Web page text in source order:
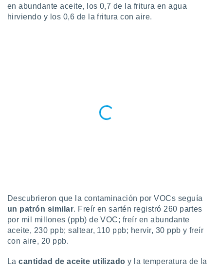
en abundante aceite, los 0,7 de la fritura en agua
hirviendo y los 0,6 de la fritura con aire.
Descubrieron que la contaminación por VOCs seguía
un patrón similar. Freír en sartén registró 260 partes
por mil millones (ppb) de VOC; freír en abundante
aceite, 230 ppb; saltear, 110 ppb; hervir, 30 ppb y freír
con aire, 20 ppb.
Lacantidad de aceite utilizado y la temperatura de la